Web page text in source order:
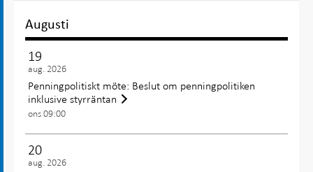
Augusti
19
aug. 2026
Penningpolitiskt möte: Beslut om penningpolitiken
inklusive styrräntan
ons 09:00
20
aug. 2026